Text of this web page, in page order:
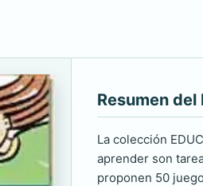
Resumen del
La colección
aprender son
proponen 50